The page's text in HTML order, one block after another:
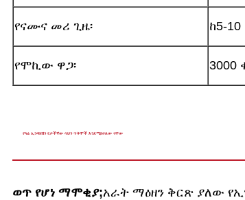
የናሙና መሪ ጊዜ፡ ከ5-
የሞኪው ዋጋ፡
የካሬ ኢንዳክሽን የታችኛው ሳህን ጥቅሞች እንደሚከተለው ናቸው
ወጥ የሆነ ማሞቂያ;አራት ማዕዘን ቅርጽ ያለው